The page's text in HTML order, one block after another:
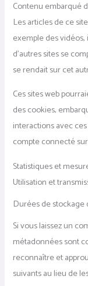
Contenu embarqué
Les articles de ce
exemple des
d’autres sites se
se rendait sur cet
Ces sites web
des cookies,
interactions avec
compte connecté
Statistiques et
Utilisation et
Durées de
Si vous laissez un
métadonnées sont
reconnaître et
suivants au lieu de